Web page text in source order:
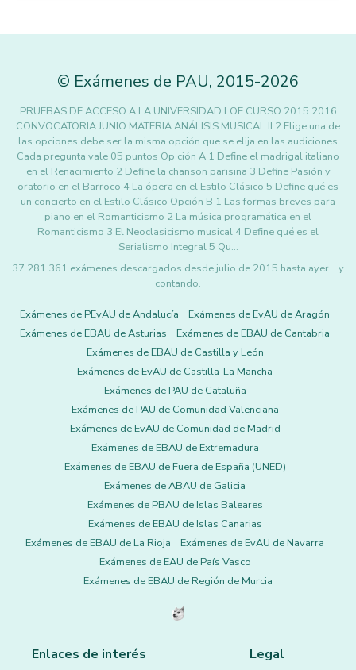
© Exámenes de PAU, 2015-2026
PRUEBAS DE ACCESO A LA UNIVERSIDAD LOE CURSO 2015 2016
CONVOCATORIA JUNIO MATERIA ANÁLISIS MUSICAL II 2 Elige una de
las opciones debe ser la misma opción que se elija en las audiciones
Cada pregunta vale 05 puntos Op ción A 1 Define el madrigal italiano
en el Renacimiento 2 Define la chanson parisina 3 Define Pasión y
oratorio en el Barroco 4 La ópera en el Estilo Clásico 5 Define qué es
un concierto en el Estilo Clásico Opción B 1 Las formas breves para
piano en el Romanticismo 2 La música programática en el
Romanticismo 3 El Neoclasicismo musical 4 Define qué es el
Serialismo Integral 5 Qu…
37.281.361 exámenes descargados desde julio de 2015 hasta ayer... y
contando.
Exámenes de PEvAU de Andalucía
Exámenes de EvAU de Aragón
Exámenes de EBAU de Asturias
Exámenes de EBAU de Cantabria
Exámenes de EBAU de Castilla y León
Exámenes de EvAU de Castilla-La Mancha
Exámenes de PAU de Cataluña
Exámenes de PAU de Comunidad Valenciana
Exámenes de EvAU de Comunidad de Madrid
Exámenes de EBAU de Extremadura
Exámenes de EBAU de Fuera de España (UNED)
Exámenes de ABAU de Galicia
Exámenes de PBAU de Islas Baleares
Exámenes de EBAU de Islas Canarias
Exámenes de EBAU de La Rioja
Exámenes de EvAU de Navarra
Exámenes de EAU de País Vasco
Exámenes de EBAU de Región de Murcia
Enlaces de interés Legal